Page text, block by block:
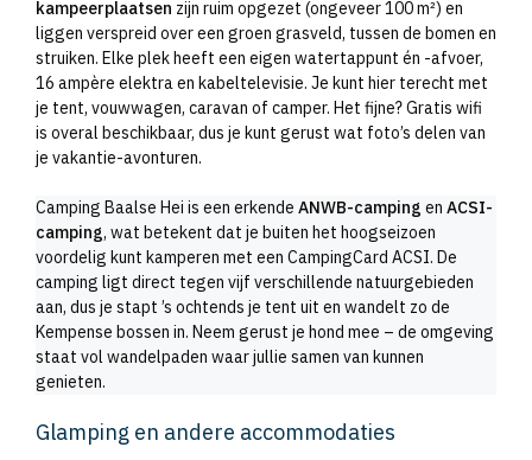
kampeerplaatsen zijn ruim opgezet (ongeveer 100 m²) en
liggen verspreid over een groen grasveld, tussen de bomen en
struiken. Elke plek heeft een eigen watertappunt én -afvoer,
16 ampère elektra en kabeltelevisie. Je kunt hier terecht met
je tent, vouwwagen, caravan of camper. Het fijne? Gratis wifi
is overal beschikbaar, dus je kunt gerust wat foto’s delen van
je vakantie-avonturen.
Camping Baalse Hei is een erkende ANWB-camping en ACSI-
camping, wat betekent dat je buiten het hoogseizoen
voordelig kunt kamperen met een CampingCard ACSI. De
camping ligt direct tegen vijf verschillende natuurgebieden
aan, dus je stapt ’s ochtends je tent uit en wandelt zo de
Kempense bossen in. Neem gerust je hond mee – de omgeving
staat vol wandelpaden waar jullie samen van kunnen
genieten.
Glamping en andere accommodaties